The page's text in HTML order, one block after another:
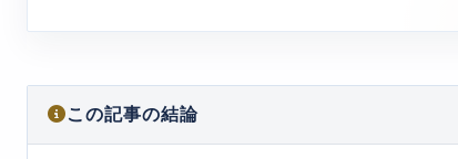
この記事の結論